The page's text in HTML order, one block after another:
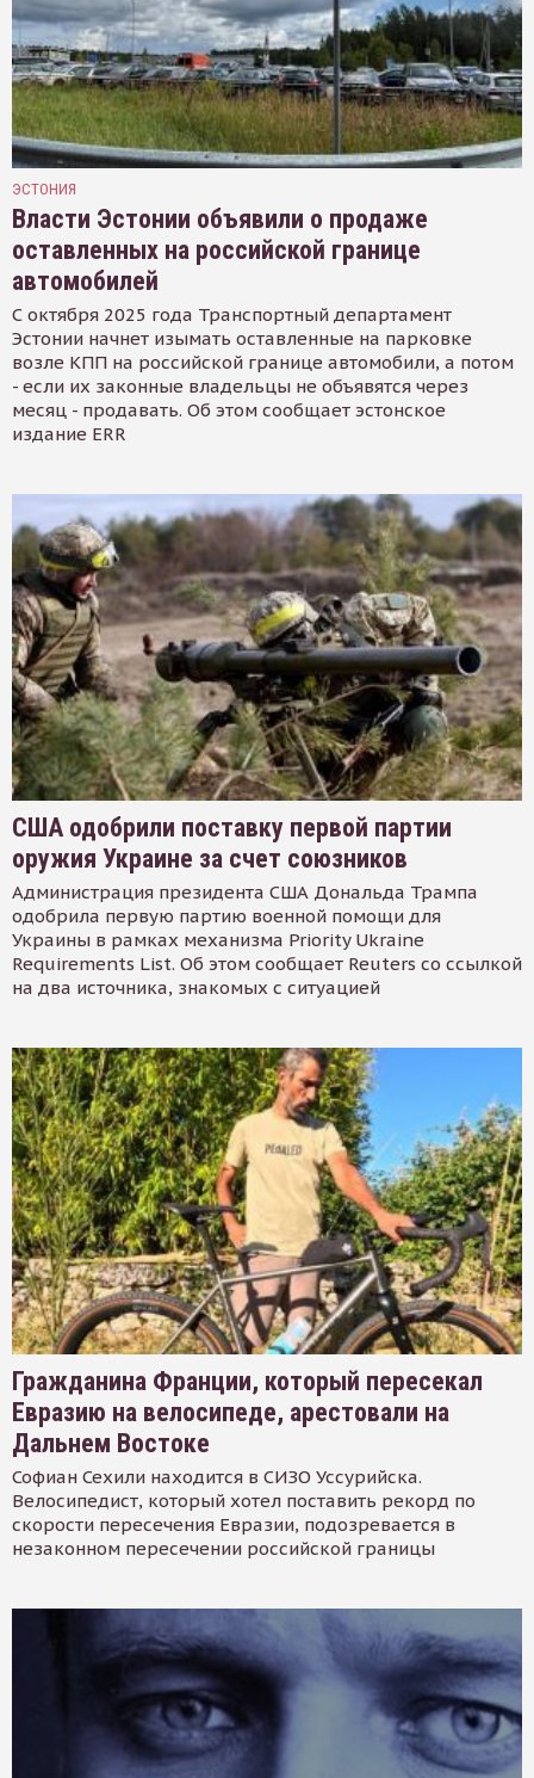
ЭСТОНИЯ
Власти Эстонии объявили о продаже
оставленных на российской границе
автомобилей
С октября 2025 года Транспортный департамент
Эстонии начнет изымать оставленные на парковке
возле КПП на российской границе автомобили, а потом
- если их законные владельцы не объявятся через
месяц - продавать. Об этом сообщает эстонское
издание ERR
США одобрили поставку первой партии
оружия Украине за счет союзников
Администрация президента США Дональда Трампа
одобрила первую партию военной помощи для
Украины в рамках механизма Priority Ukraine
Requirements List. Об этом сообщает Reuters со ссылкой
на два источника, знакомых с ситуацией
Гражданина Франции, который пересекал
Евразию на велосипеде, арестовали на
Дальнем Востоке
Софиан Сехили находится в СИЗО Уссурийска.
Велосипедист, который хотел поставить рекорд по
скорости пересечения Евразии, подозревается в
незаконном пересечении российской границы